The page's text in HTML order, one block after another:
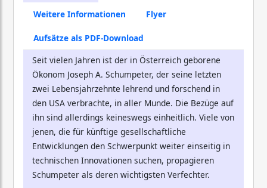
Weitere Informationen Flyer
Aufsätze als PDF-Download
Seit vielen Jahren ist der in Österreich geborene
Ökonom Joseph A. Schumpeter, der seine letzten
zwei Lebensjahrzehnte lehrend und forschend in
den USA verbrachte, in aller Munde. Die Bezüge auf
ihn sind allerdings keineswegs einheitlich. Viele von
jenen, die für künftige gesellschaftliche
Entwicklungen den Schwerpunkt weiter einseitig in
technischen Innovationen suchen, propagieren
Schumpeter als deren wichtigsten Verfechter.